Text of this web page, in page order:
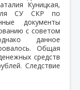
Куницкая,
СУ СКР по
документы
с советом
данное
Общая
средств
Следствие